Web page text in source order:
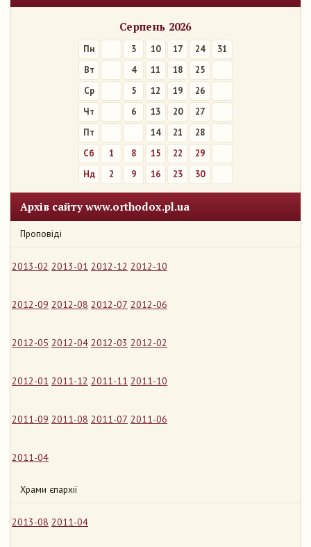
Серпень 2026
Пн 3 10 17 24
31
Вт
4 11 18
25
Ср
5 12 19
26
Чт
6 13 20
27
Пт
14 21
28
Сб
1 8 15 22
29
Нд
2 9 16 23 30
Архів сайту www.orthodox.pl.ua
Проповіді
2013-02 2013-01 2012-12 2012-10
2012-09 2012-08 2012-07 2012-06
2012-05 2012-04 2012-03 2012-02
2012-01 2011-12 2011-11 2011-10
2011-09 2011-08 2011-07 2011-06
2011-04
Храми єпархії
2013-08 2011-04